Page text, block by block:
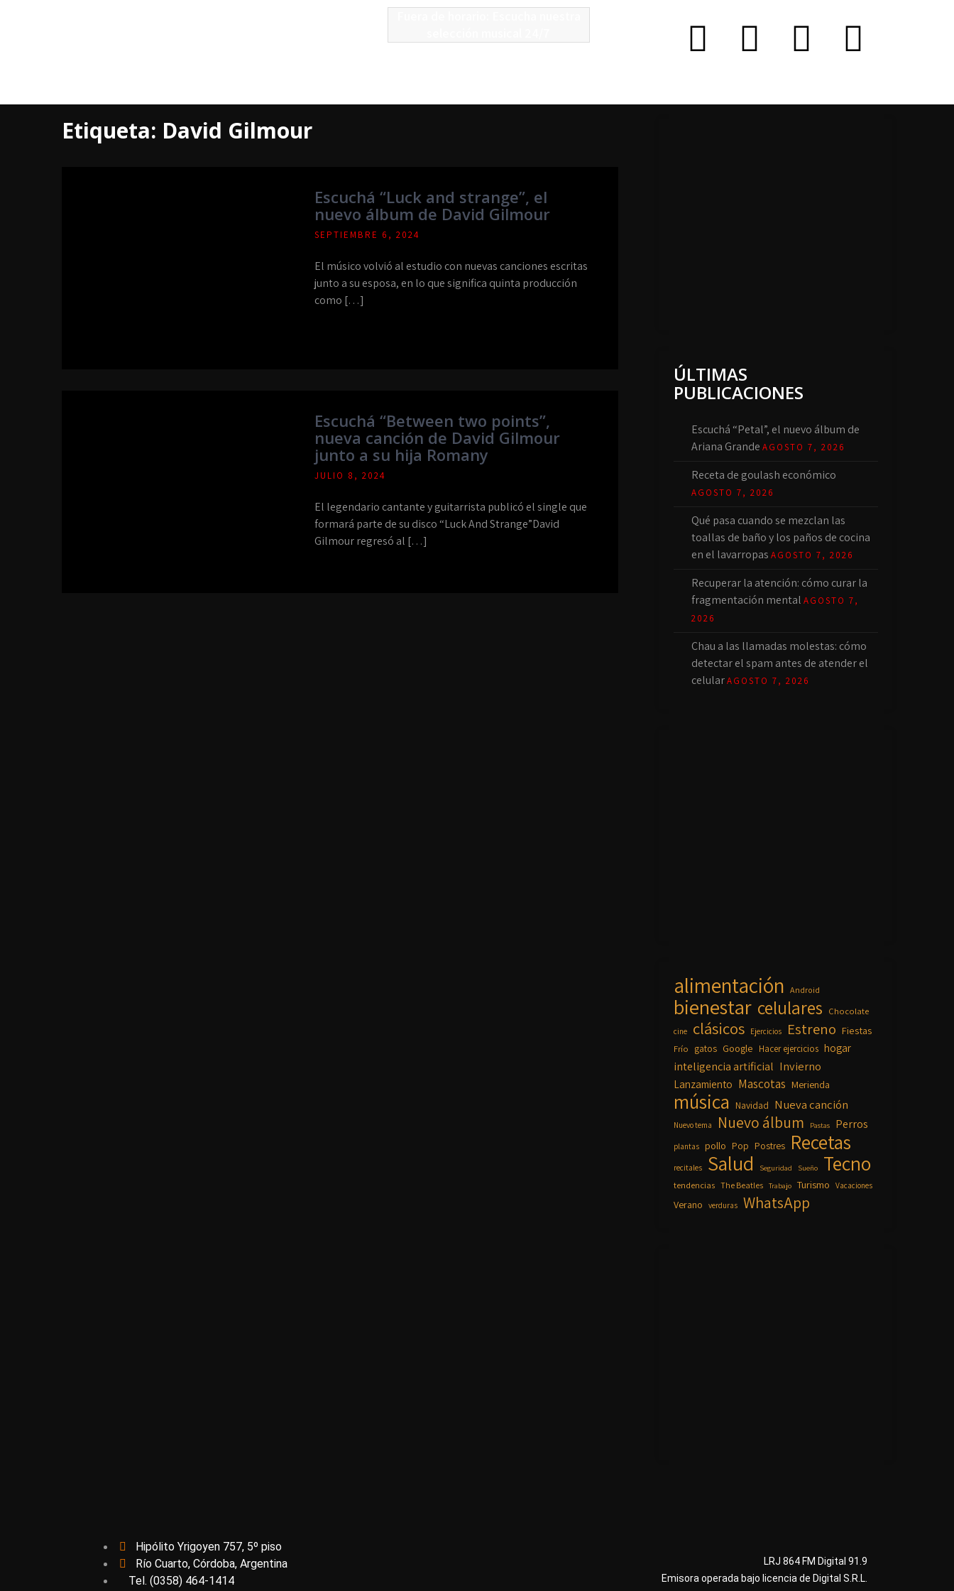
Etiqueta: David Gilmour
Escuchá “Luck and strange”, el
nuevo álbum de David Gilmour
SEPTIEMBRE 6, 2024
El músico volvió al estudio con nuevas canciones escritas
junto a su esposa, en lo que significa quinta producción
como […]
Escuchá “Between two points”,
nueva canción de David Gilmour
junto a su hija Romany
JULIO 8, 2024
El legendario cantante y guitarrista publicó el single que
formará parte de su disco “Luck And Strange”David
Gilmour regresó al […]
ÚLTIMAS
PUBLICACIONES
Escuchá “Petal”, el nuevo álbum de
Ariana Grande AGOSTO 7, 2026
Receta de goulash económico
AGOSTO 7, 2026
Qué pasa cuando se mezclan las
toallas de baño y los paños de cocina
en el lavarropas AGOSTO 7, 2026
Recuperar la atención: cómo curar la
fragmentación mental AGOSTO 7,
2026
Chau a las llamadas molestas: cómo
detectar el spam antes de atender el
celular AGOSTO 7, 2026
alimentación Android
bienestar celulares Chocolate
cine clásicos Ejercicios Estreno Fiestas
Frío gatos Google Hacer ejercicios hogar
inteligencia artificial Invierno
Lanzamiento Mascotas Merienda
música Navidad Nueva canción
Nuevo tema Nuevo álbum Pastas Perros
plantas pollo Pop Postres Recetas
recitales Salud Seguridad Sueño Tecno
tendencias The Beatles Trabajo Turismo Vacaciones
Verano verduras WhatsApp
Hipólito Yrigoyen 757, 5º piso
Río Cuarto, Córdoba, Argentina
Tel. (0358) 464-1414
LRJ 864 FM Digital 91.9
Emisora operada bajo licencia de Digital S.R.L.